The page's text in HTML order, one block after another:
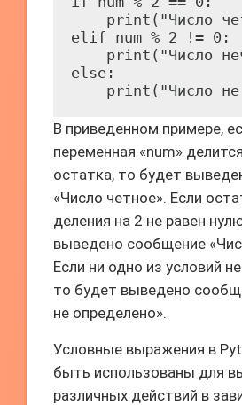
print("Число
elif num % 2 != 0:
print("Число
else:
В приведенном примере,
переменная «num»
остатка, то будет
«Число четное». Если
деления на 2 не равен
выведено сообщение
Если ни одно из условий
то будет выведено
не определено».
Условные выражения в
быть использованы для
различных действий в